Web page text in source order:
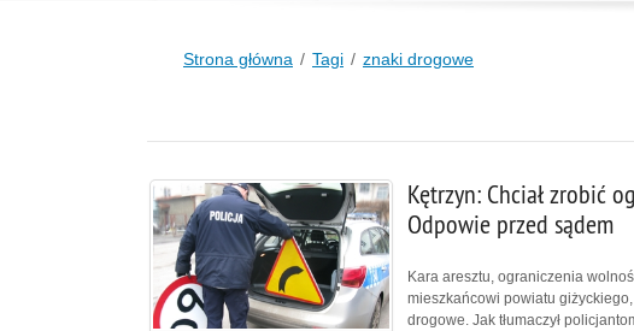
Strona główna Tagi znaki drogowe
Kętrzyn: Chciał zrobić
Odpowie przed sądem
Kara aresztu, ograniczenia
mieszkańcowi powiatu
drogowe. Jak tłumaczył